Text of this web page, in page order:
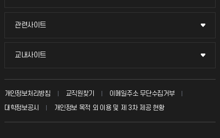
입학안내
묻고 답하기
칭찬마당
학생서비스 지킴이
관련사이트
관련사이트
국방헬프콜
교내사이트
교내사이트
교수회
교육혁신본부
개인정보처리방침 교직원찾기
이메일주소 무단수집거부
대학정보공시
개인정보 목적 외 이용 및 제 3차 제공 현황